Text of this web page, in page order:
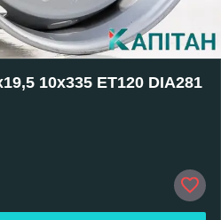
10x335 ET120 DIA281